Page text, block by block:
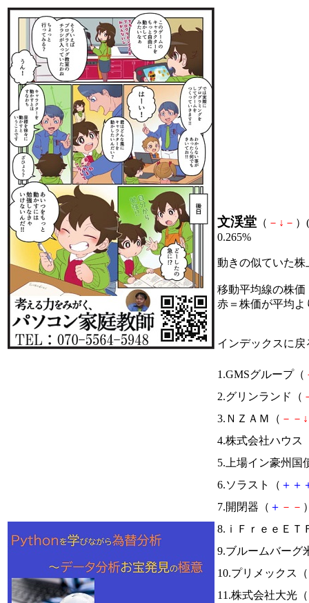
文渓堂 （ － ↓ －
0.265%
動きの似ていた
移動平均線の株価
赤＝株価が平均
インデックスに戻
1.GMSグループ（
2.グリンランド（
3.ＮＺＡＭ（ － － ↓
4.株式会社ハウス
5.上場イン豪州国
6.ソラスト（ ＋ ＋
7.開閉器（ ＋ － －
8.ｉＦｒｅｅＥＴ
9.ブルームバーグ
10.プリメックス（
11.株式会社大光（